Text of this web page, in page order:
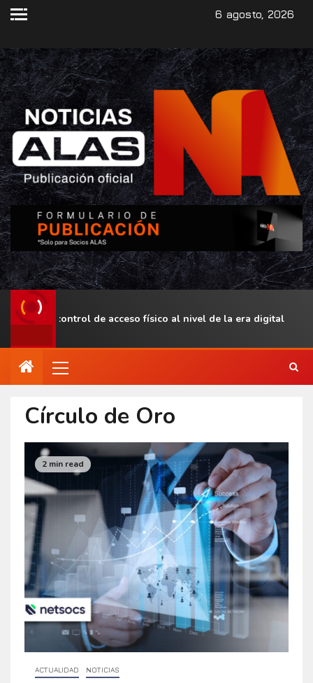
6 agosto, 2026
el control de acceso físico al nivel de la era digital
Círculo de Oro
2 min read
ACTUALIDAD NOTICIAS